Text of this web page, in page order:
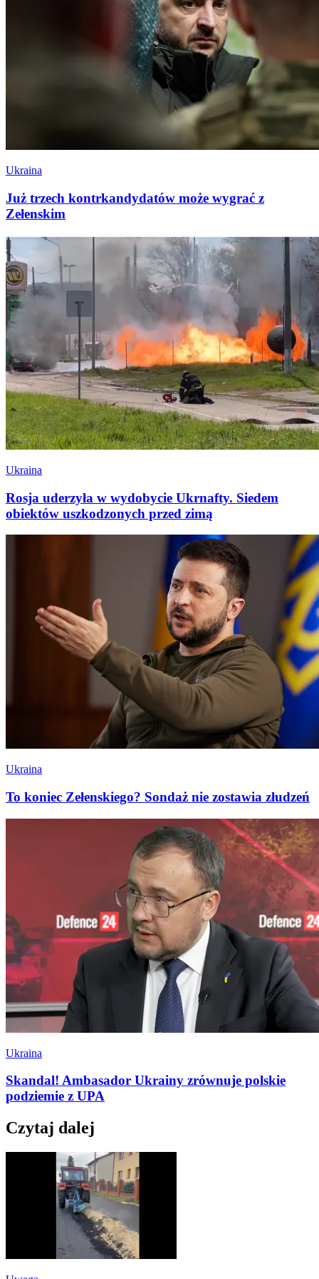
Ukraina
Już trzech kontrkandydatów może wygrać z
Zełenskim
Ukraina
Rosja uderzyła w wydobycie Ukrnafty. Siedem
obiektów uszkodzonych przed zimą
Ukraina
To koniec Zełenskiego? Sondaż nie zostawia złudzeń
Ukraina
Skandal! Ambasador Ukrainy zrównuje polskie
podziemie z UPA
Czytaj dalej